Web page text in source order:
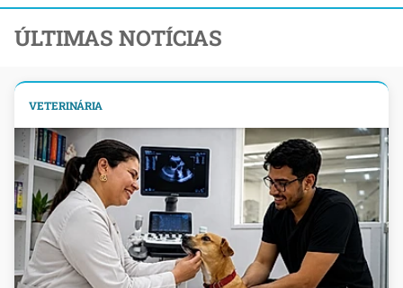
ÚLTIMAS NOTÍCIAS
VETERINÁRIA